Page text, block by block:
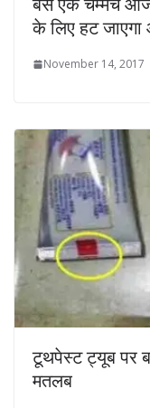
के लिए हट
November 14, 2017
टूथपेस्ट ट्यूब पर
मतलब